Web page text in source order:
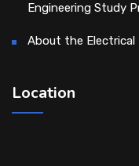
Engineering Study
About the Electrical
Location